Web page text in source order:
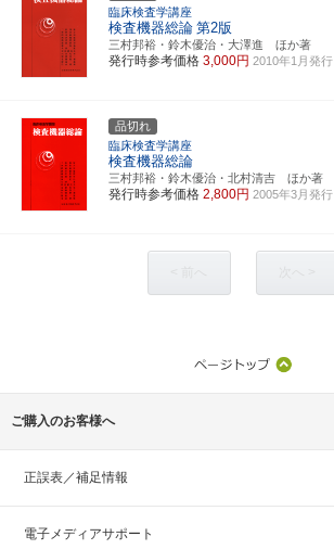
臨床検査学講座
検査機器総論 第2版
三村邦裕・鈴木優治・大澤進 ほか著
発行時参考価格 3,000円 2010年1月発行
品切れ
臨床検査学講座
検査機器総論
三村邦裕・鈴木優治・北村清吉 ほか著
発行時参考価格 2,800円 2005年3月発行
ご購入のお客様へ
正誤表／補足情報
電子メディアサポート